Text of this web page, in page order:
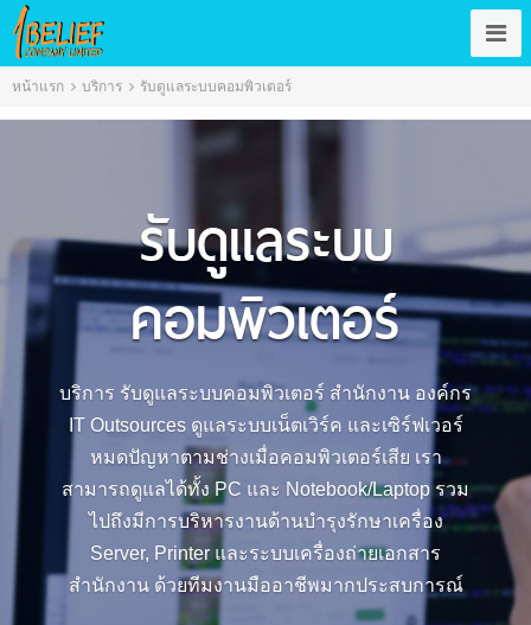
หน้าแรก บริการ รับดูแลระบบคอมพิวเตอร์
รับดูแลระบบ
คอมพิวเตอร์
บริการ รับดูแลระบบคอมพิวเตอร์ สำนักงาน องค์กร
IT Outsources ดูแลระบบเน็ตเวิร์ค และเซิร์ฟเวอร์
หมดปัญหาตามช่างเมื่อคอมพิวเตอร์เสีย เรา
สามารถดูแลได้ทั้ง PC และ Notebook/Laptop รวม
ไปถึงมีการบริหารงานด้านบำรุงรักษาเครื่อง
Server, Printer และระบบเครื่องถ่ายเอกสาร
สำนักงาน ด้วยทีมงานมืออาชีพมากประสบการณ์